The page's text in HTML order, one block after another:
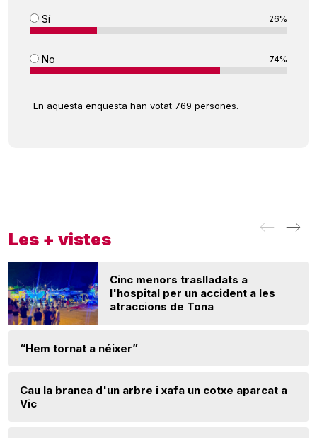
Sí 26%
No 74%
En aquesta enquesta han votat 769 persones.
Les + vistes
Cinc menors traslladats a
l'hospital per un accident a les
atraccions de Tona
“Hem tornat a néixer”
Cau la branca d'un arbre i xafa un cotxe aparcat a
Vic